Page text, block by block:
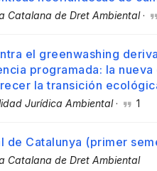
Catalana de Dret Ambiental·
el greenwashing
programada: la
la transición
Jurídica Ambiental· 1
de Catalunya (primer
Catalana de Dret Ambiental